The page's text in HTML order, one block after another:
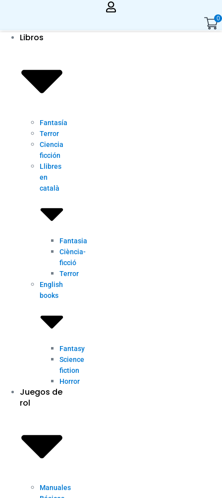
0
Libros
Fantasía
Terror
Ciencia
ficción
Llibres
en
català
Fantasia
Ciència-
ficció
Terror
English
books
Fantasy
Science
fiction
Horror
Juegos de
rol
Manuales